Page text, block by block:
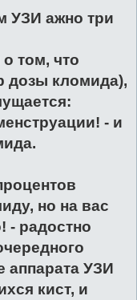
УЗИ ажно три
том, что
дозы кломида),
- и
но на вас
- радостно
аппарата УЗИ
кист, и